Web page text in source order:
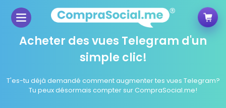
Acheter des vues Telegram d'un
simple clic!
T'es-tu déjà demandé comment augmenter tes vues Telegram?
Tu peux désormais compter sur CompraSocial.me!